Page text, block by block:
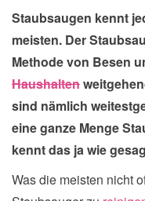
Staubsaugen kennt
meisten. Der
Methode von Besen
Haushalten
sind nämlich
eine ganze Menge
kennt das ja wie
Was die meisten nicht